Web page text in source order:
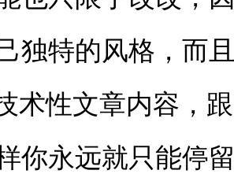
独特的风格，而
术性文章内容，
你永远就只能停